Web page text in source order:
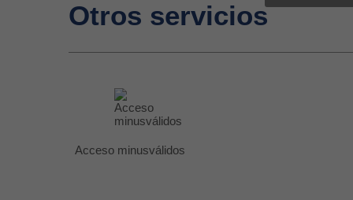
Otros servicios
Acceso minusválidos